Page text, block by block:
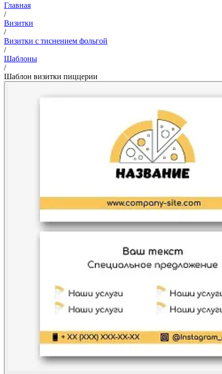
Главная
/
Визитки
/
Визитки с тиснением фольгой
/
Шаблоны
/
Шаблон визитки пиццерии